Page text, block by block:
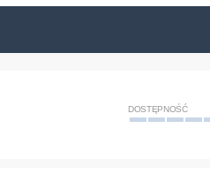
DOSTĘPNOŚĆ